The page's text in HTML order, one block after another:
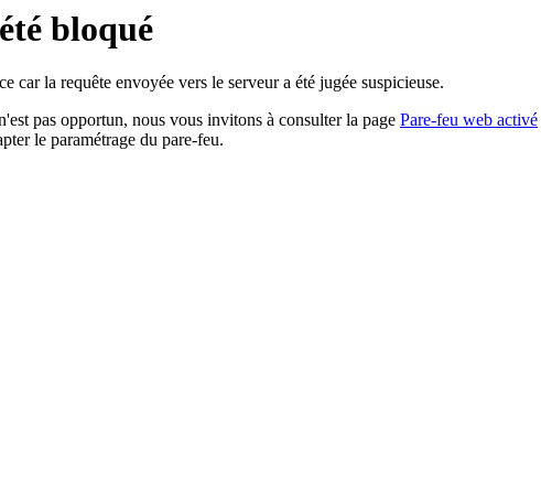
bloqué
car la requête envoyée vers le serveur a été jugée suspicieuse.
pas opportun, nous vous invitons à consulter la page Pare-feu web activé
le paramétrage du pare-feu.